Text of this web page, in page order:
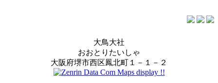
大鳥大社
おおとりたいしゃ
大阪府堺市西区鳳北町１－１－２